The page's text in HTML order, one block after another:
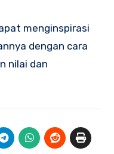
menginspirasi
dengan cara
nilai dan